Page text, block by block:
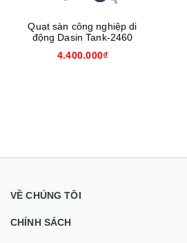
Quạt sàn công nghiệp di
động Dasin Tank-2460
4.400.000₫
VỀ CHÚNG TÔI
CHÍNH SÁCH